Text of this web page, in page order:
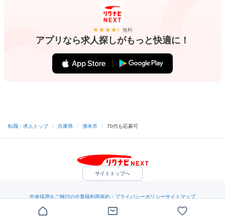
無料
アプリなら求人探しがもっと快適に！
転職・求人トップ / 兵庫県 / 洲本市 / 70代も応募可
サイトトップへ
中途採用をご検討の企業様利用規約・プライバシーポリシーサイトマップ
（C）Indeed Inc.